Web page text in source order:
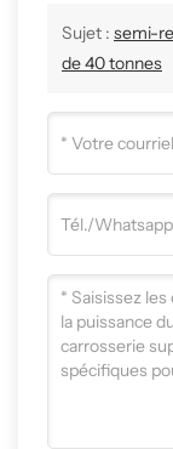
Sujet : semi-
de 40 tonnes